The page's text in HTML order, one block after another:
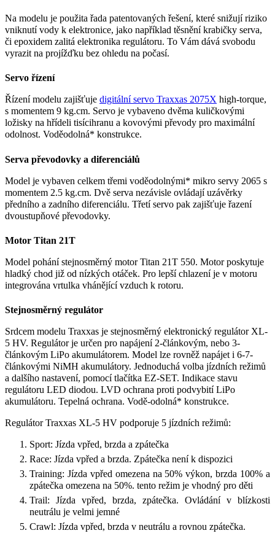
Na modelu je použita řada patentovaných řešení, které snižují riziko
vniknutí vody k elektronice, jako například těsnění krabičky serva,
či epoxidem zalitá elektronika regulátoru. To Vám dává svobodu
vyrazit na projížďku bez ohledu na počasí.
Servo řízení
Řízení modelu zajišťuje digitální servo Traxxas 2075X high-torque,
s momentem 9 kg.cm. Servo je vybaveno dvěma kuličkovými
ložisky na hřídeli tisícihranu a kovovými převody pro maximální
odolnost. Voděodolná* konstrukce.
Serva převodovky a diferenciálů
Model je vybaven celkem třemi voděodolnými* mikro servy 2065 s
momentem 2.5 kg.cm. Dvě serva nezávisle ovládají uzávěrky
předního a zadního diferenciálu. Třetí servo pak zajišťuje řazení
dvoustupňové převodovky.
Motor Titan 21T
Model pohání stejnosměrný motor Titan 21T 550. Motor poskytuje
hladký chod již od nízkých otáček. Pro lepší chlazení je v motoru
integrována vrtulka vhánějící vzduch k rotoru.
Stejnosměrný regulátor
Srdcem modelu Traxxas je stejnosměrný elektronický regulátor XL-
5 HV. Regulátor je určen pro napájení 2-článkovým, nebo 3-
článkovým LiPo akumulátorem. Model lze rovněž napájet i 6-7-
článkovými NiMH akumulátory. Jednoduchá volba jízdních režimů
a dalšího nastavení, pomocí tlačítka EZ-SET. Indikace stavu
regulátoru LED diodou. LVD ochrana proti podvybití LiPo
akumulátoru. Tepelná ochrana. Vodě-odolná* konstrukce.
Regulátor Traxxas XL-5 HV podporuje 5 jízdních režimů:
Sport: Jízda vpřed, brzda a zpátečka
Race: Jízda vpřed a brzda. Zpátečka není k dispozici
Training: Jízda vpřed omezena na 50% výkon, brzda 100% a
zpátečka omezena na 50%. tento režim je vhodný pro děti
Trail: Jízda vpřed, brzda, zpátečka. Ovládání v blízkosti
neutrálu je velmi jemné
Crawl: Jízda vpřed, brzda v neutrálu a rovnou zpátečka.